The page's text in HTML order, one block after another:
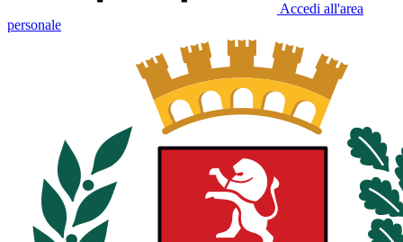
Accedi all'area
personale